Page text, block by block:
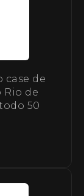
case de
Rio de
50